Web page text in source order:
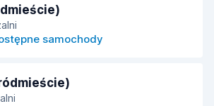
samochody